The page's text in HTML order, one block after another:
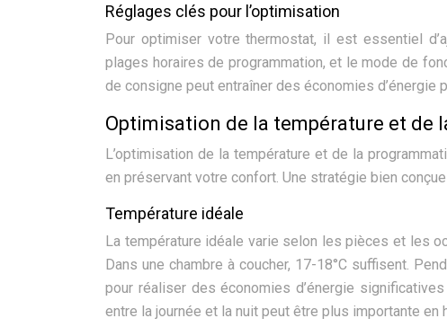
Réglages clés pour l’optimisation
Pour optimiser votre thermostat, il est essentiel
plages horaires de programmation, et le mode de
de consigne peut entraîner des économies d’énergie
Optimisation de la température et de
L’optimisation de la température et de la
en préservant votre confort. Une stratégie bien
Température idéale
La température idéale varie selon les pièces et les
Dans une chambre à coucher, 17-18°C suffisent.
pour réaliser des économies d’énergie
entre la journée et la nuit peut être plus importante